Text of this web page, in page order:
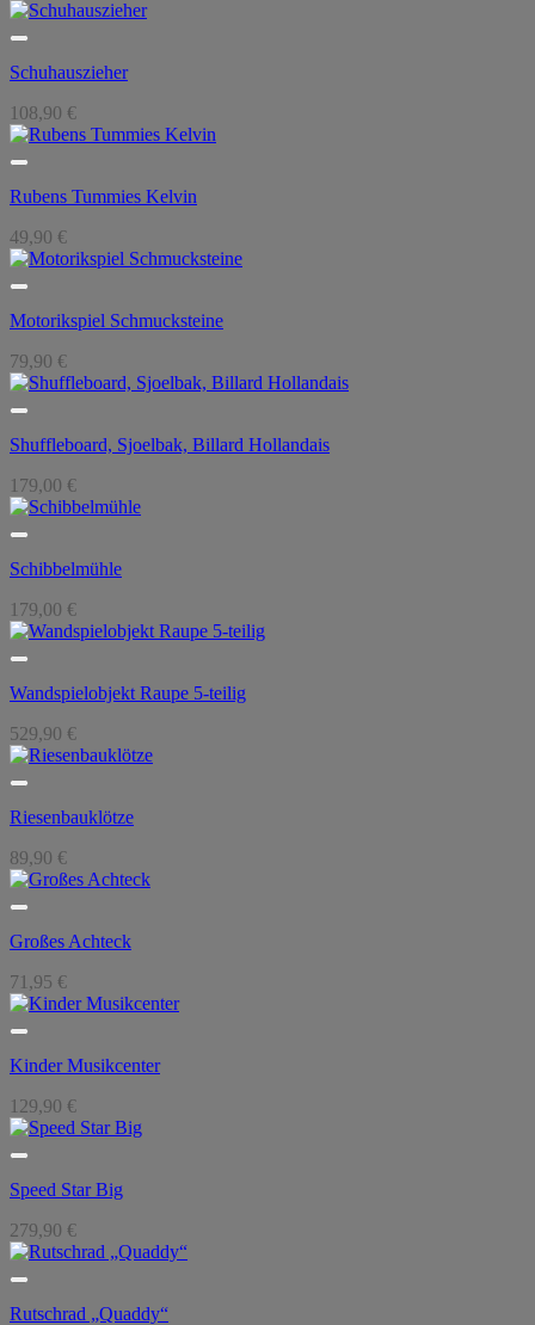
Schuhauszieher
108,90 €
Rubens Tummies Kelvin
49,90 €
Motorikspiel Schmucksteine
79,90 €
Shuffleboard, Sjoelbak, Billard Hollandais
179,00 €
Schibbelmühle
179,00 €
Wandspielobjekt Raupe 5-teilig
529,90 €
Riesenbauklötze
89,90 €
Großes Achteck
71,95 €
Kinder Musikcenter
129,90 €
Speed Star Big
279,90 €
Rutschrad „Quaddy“